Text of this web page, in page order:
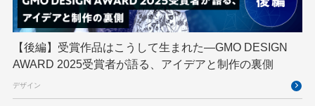
GMO GPUクラウド GMO Hacking Night
GMO kitaQ GMO SONIC GMOアドパートナーズ
GMOアドマーケティング GMOインターネット
【後編】受賞作品はこうして生まれた—GMO DESIGN
AWARD 2025受賞者が語る、アイデアと制作の裏側
デザイン